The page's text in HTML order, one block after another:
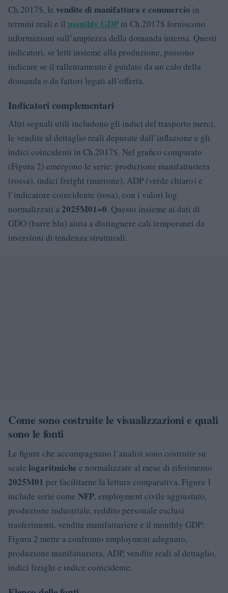
Ch.2017$, le vendite di manifattura e commercio in
termini reali e il monthly GDP in Ch.2017$ forniscono
informazioni sull’ampiezza della domanda interna. Questi
indicatori, se letti insieme alla produzione, possono
indicare se il rallentamento è guidato da un calo della
domanda o da fattori legati all’offerta.
Indicatori complementari
Altri segnali utili includono gli indici del trasporto merci,
le vendite al dettaglio reali depurate dall’inflazione e gli
indici coincidenti in Ch.2017$. Nel grafico comparato
(Figura 2) emergono le serie: produzione manifatturiera
(rossa), indici freight (marrone), ADP (verde chiaro) e
l’indicatore coincidente (rosa), con i valori log
normalizzati a 2025M01=0. Questo insieme ai dati di
GDO (barre blu) aiuta a distinguere cali temporanei da
inversioni di tendenza strutturali.
Come sono costruite le visualizzazioni e quali
sono le fonti
Le figure che accompagnano l’analisi sono costruite su
scale logaritmiche e normalizzate al mese di riferimento
2025M01 per facilitarne la lettura comparativa. Figura 1
include serie come NFP, employment civile aggiustato,
produzione industriale, reddito personale esclusi
trasferimenti, vendite manifatturiere e il monthly GDP;
Figura 2 mette a confronto employment adeguato,
produzione manifatturiera, ADP, vendite reali al dettaglio,
indici freight e indice coincidente.